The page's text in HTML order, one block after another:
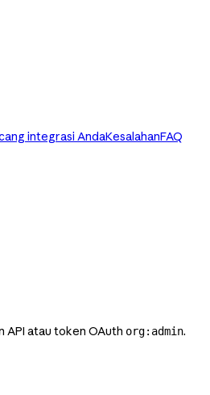
integrasi AndaKesalahanFAQ
API atau token OAuth org:admin.